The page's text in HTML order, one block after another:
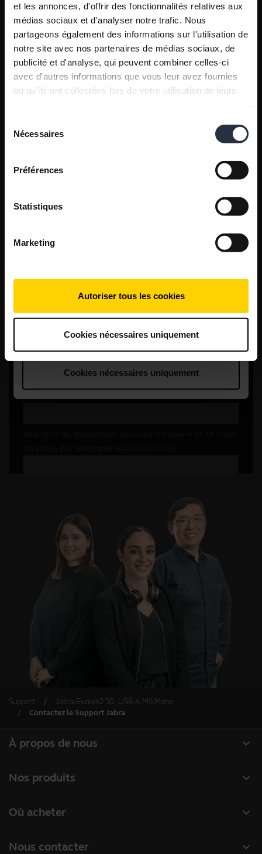
et les annonces, d'offrir des fonctionnalités relatives aux
médias sociaux et d'analyser notre trafic. Nous
partageons également des informations sur l'utilisation de
notre site avec nos partenaires de médias sociaux, de
publicité et d'analyse, qui peuvent combiner celles-ci
avec d'autres informations que vous leur avez fournies
ou qu'ils ont collectées lors de votre utilisation de leurs
Nécessaires
Préférences
Statistiques
Marketing
Autoriser tous les cookies
Cookies nécessaires uniquement
Support
Jabra Evolve2 50 - USB-A MS Mono
Contactez le Support Jabra
expand_more
À propos de nous
Durabilité
expand_more
Nos produits
Caméras de visioconférence
expand_more
Où acheter
expand_more
Nous contacter